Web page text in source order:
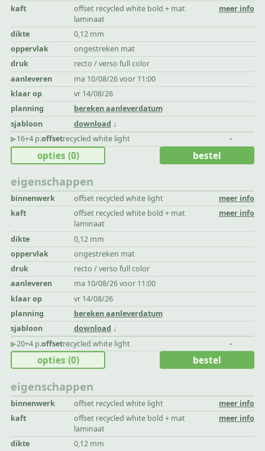
kaft
offset recycled white bold + mat
laminaat
meer info
dikte
0,12 mm
oppervlak
ongestreken mat
druk
recto / verso full color
aanleveren
ma 10/08/26 voor 11:00
klaar op
vr 14/08/26
planning
bereken aanleverdatum
sjabloon
download
▶︎16+4 p.offsetrecycled white light -
eigenschappen
binnenwerk offset recycled white light
meer info
kaft
offset recycled white bold + mat
laminaat
meer info
dikte
0,12 mm
oppervlak
ongestreken mat
druk
recto / verso full color
aanleveren
ma 10/08/26 voor 11:00
klaar op
vr 14/08/26
planning
bereken aanleverdatum
sjabloon
download
opties (0) bestel
▶︎20+4 p.offsetrecycled white light -
eigenschappen
binnenwerk offset recycled white light
meer info
kaft
offset recycled white bold + mat
laminaat
meer info
dikte
0,12 mm
opties (0) bestel